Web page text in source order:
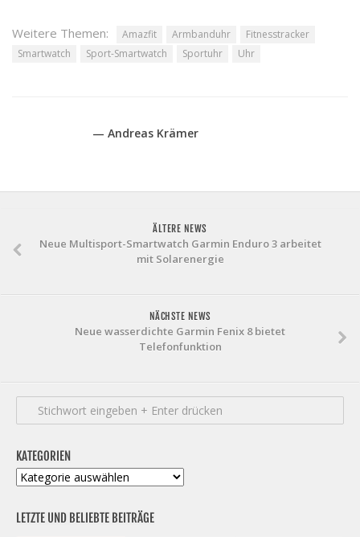
Weitere Themen: Amazfit Armbanduhr
Fitnesstracker
Smartwatch
Sport-Smartwatch Sportuhr Uhr
— Andreas Krämer
ÄLTERE NEWS
Neue Multisport-Smartwatch Garmin Enduro 3 arbeitet
mit Solarenergie
NÄCHSTE NEWS
Neue wasserdichte Garmin Fenix 8 bietet
Telefonfunktion
KATEGORIEN
Kategorien
LETZTE UND BELIEBTE BEITRÄGE